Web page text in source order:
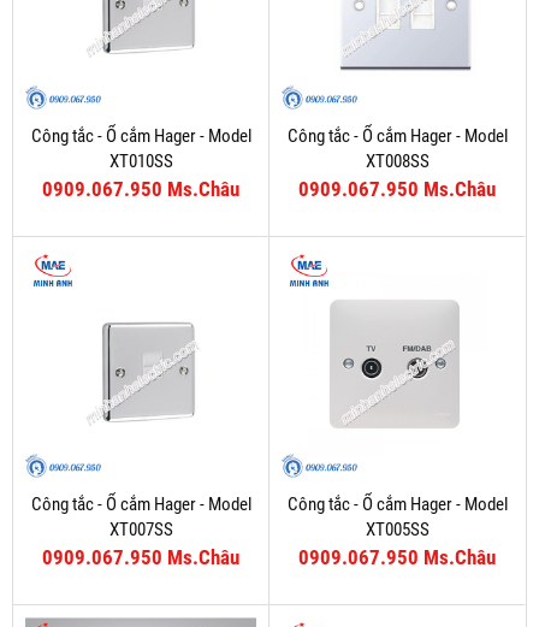
Công tắc - Ổ cắm Hager - Model
XT010SS
0909.067.950 Ms.Châu
Công tắc - Ổ cắm Hager - Model
XT008SS
0909.067.950 Ms.Châu
Công tắc - Ổ cắm Hager - Model
XT007SS
0909.067.950 Ms.Châu
Công tắc - Ổ cắm Hager - Model
XT005SS
0909.067.950 Ms.Châu